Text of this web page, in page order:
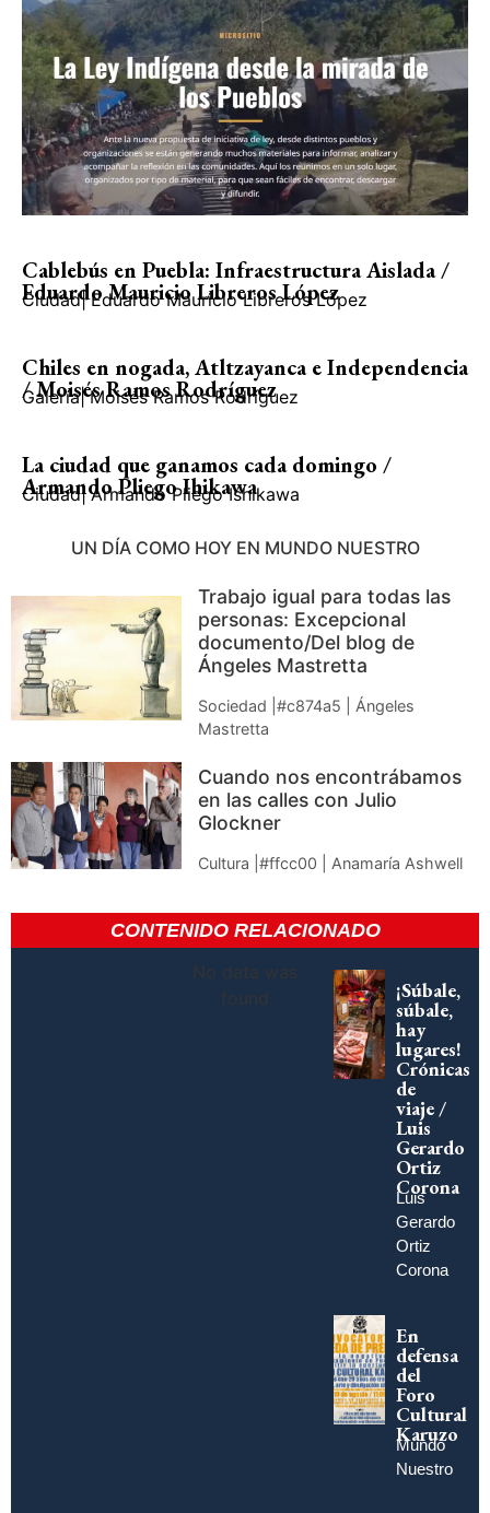
Cablebús en Puebla: Infraestructura Aislada /
Eduardo Mauricio Libreros López
Ciudad| Eduardo Mauricio Libreros López
Chiles en nogada, Atltzayanca e Independencia
/ Moisés Ramos Rodríguez
Galería| Moisés Ramos Rodríguez
La ciudad que ganamos cada domingo /
Armando Pliego Ihikawa
Ciudad| Armando Pliego Ishikawa
UN DÍA COMO HOY EN MUNDO NUESTRO
Trabajo igual para todas las
personas: Excepcional
documento/Del blog de
Ángeles Mastretta
Sociedad |#c874a5 | Ángeles
Mastretta
Cuando nos encontrábamos
en las calles con Julio
Glockner
Cultura |#ffcc00 | Anamaría Ashwell
CONTENIDO RELACIONADO
No data was
found
¡Súbale,
súbale,
hay
lugares!
Crónicas
de
viaje /
Luis
Gerardo
Ortiz
Corona
Luis
Gerardo
Ortiz
Corona
En
defensa
del
Foro
Cultural
Karuzo
Mundo
Nuestro